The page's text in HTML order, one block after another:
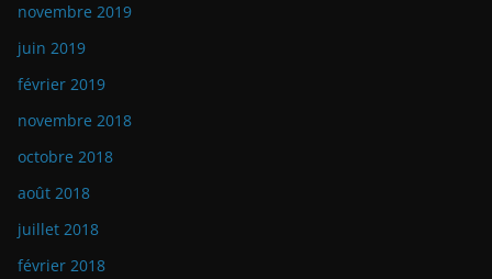
novembre 2019
juin 2019
février 2019
novembre 2018
octobre 2018
août 2018
juillet 2018
février 2018